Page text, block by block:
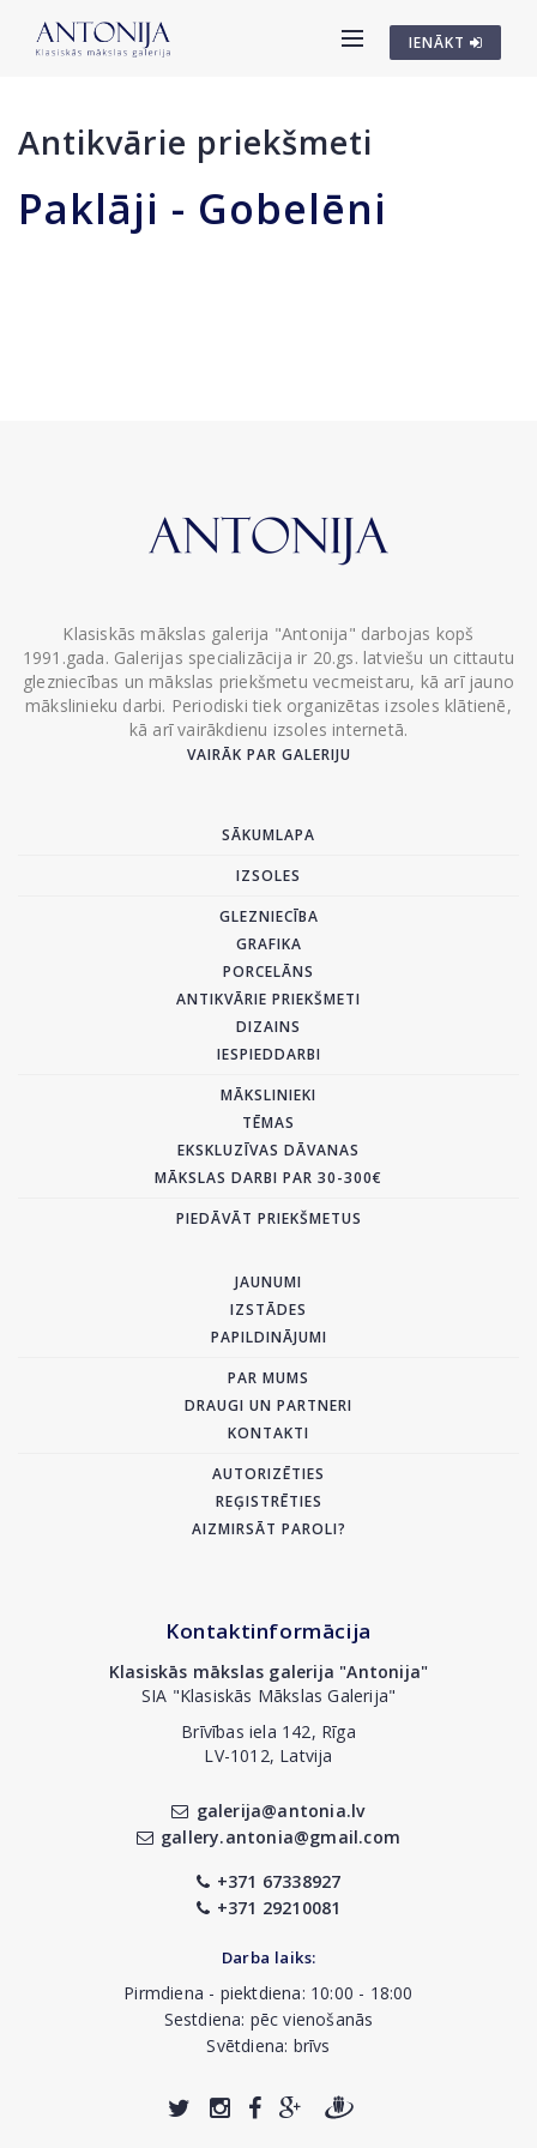
IENĀKT
Antikvārie priekšmeti
Paklāji - Gobelēni
Klasiskās mākslas galerija "Antonija" darbojas kopš
1991.gada. Galerijas specializācija ir 20.gs. latviešu un cittautu
glezniecības un mākslas priekšmetu vecmeistaru, kā arī jauno
mākslinieku darbi. Periodiski tiek organizētas izsoles klātienē,
kā arī vairākdienu izsoles internetā.
VAIRĀK PAR GALERIJU
SĀKUMLAPA
IZSOLES
GLEZNIECĪBA
GRAFIKA
PORCELĀNS
ANTIKVĀRIE PRIEKŠMETI
DIZAINS
IESPIEDDARBI
MĀKSLINIEKI
TĒMAS
EKSKLUZĪVAS DĀVANAS
MĀKSLAS DARBI PAR 30-300€
PIEDĀVĀT PRIEKŠMETUS
JAUNUMI
IZSTĀDES
PAPILDINĀJUMI
PAR MUMS
DRAUGI UN PARTNERI
KONTAKTI
AUTORIZĒTIES
REĢISTRĒTIES
AIZMIRSĀT PAROLI?
Kontaktinformācija
Klasiskās mākslas galerija "Antonija"
SIA "Klasiskās Mākslas Galerija"
Brīvības iela 142, Rīga
LV-1012, Latvija
galerija@antonia.lv
gallery.antonia@gmail.com
+371 67338927
+371 29210081
Darba laiks:
Pirmdiena - piektdiena: 10:00 - 18:00
Sestdiena: pēc vienošanās
Svētdiena: brīvs